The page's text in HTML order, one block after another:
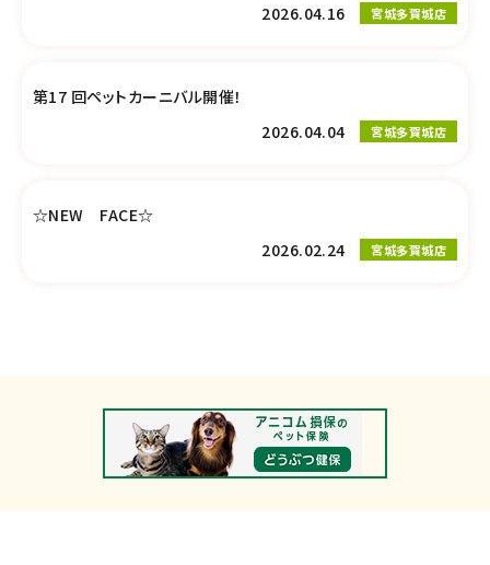
2026.04.16
宮城多賀城店
第17 回ペットカーニバル開催！
2026.04.04
宮城多賀城店
☆NEW FACE☆
2026.02.24
宮城多賀城店